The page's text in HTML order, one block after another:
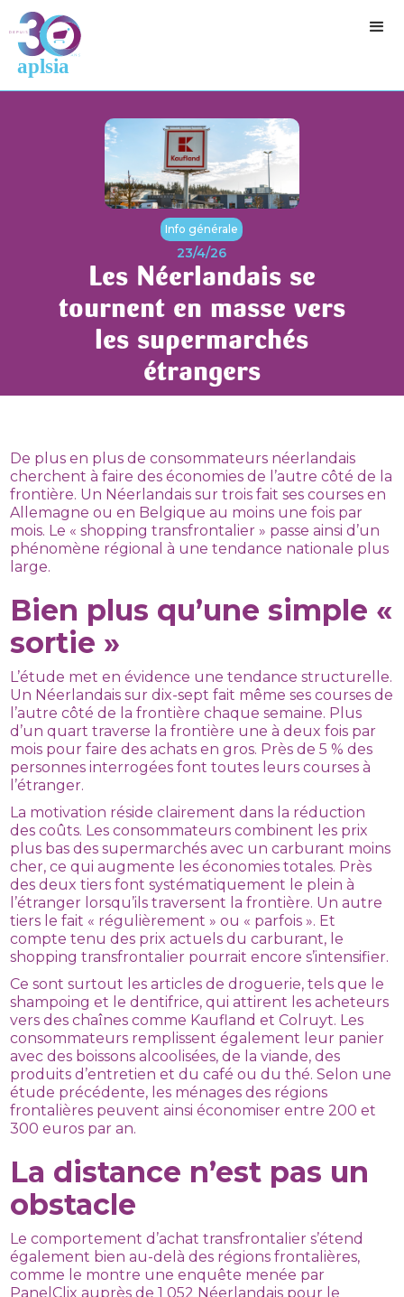
Info générale
23/4/26
Les Néerlandais se
tournent en masse vers
les supermarchés
étrangers
De plus en plus de consommateurs néerlandais
cherchent à faire des économies de l’autre côté de la
frontière. Un Néerlandais sur trois fait ses courses en
Allemagne ou en Belgique au moins une fois par
mois. Le « shopping transfrontalier » passe ainsi d’un
phénomène régional à une tendance nationale plus
large.
Bien plus qu’une simple «
sortie »
L’étude met en évidence une tendance structurelle.
Un Néerlandais sur dix-sept fait même ses courses de
l’autre côté de la frontière chaque semaine. Plus
d’un quart traverse la frontière une à deux fois par
mois pour faire des achats en gros. Près de 5 % des
personnes interrogées font toutes leurs courses à
l’étranger.
La motivation réside clairement dans la réduction
des coûts. Les consommateurs combinent les prix
plus bas des supermarchés avec un carburant moins
cher, ce qui augmente les économies totales. Près
des deux tiers font systématiquement le plein à
l’étranger lorsqu’ils traversent la frontière. Un autre
tiers le fait « régulièrement » ou « parfois ». Et
compte tenu des prix actuels du carburant, le
shopping transfrontalier pourrait encore s’intensifier.
Ce sont surtout les articles de droguerie, tels que le
shampoing et le dentifrice, qui attirent les acheteurs
vers des chaînes comme Kaufland et Colruyt. Les
consommateurs remplissent également leur panier
avec des boissons alcoolisées, de la viande, des
produits d’entretien et du café ou du thé. Selon une
étude précédente, les ménages des régions
frontalières peuvent ainsi économiser entre 200 et
300 euros par an.
La distance n’est pas un
obstacle
Le comportement d’achat transfrontalier s’étend
également bien au-delà des régions frontalières,
comme le montre une enquête menée par
PanelClix auprès de 1 052 Néerlandais pour le